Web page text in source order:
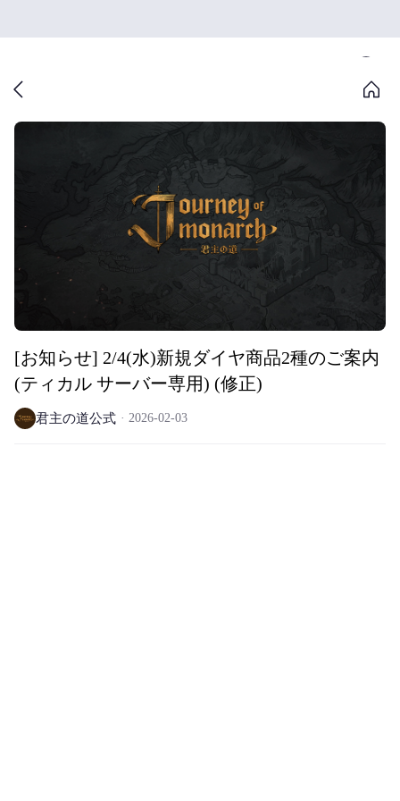
[お知らせ] 2/4(水)新規ダイヤ商品2種のご案内
(ティカル サーバー専用) (修正)
君主の道公式 2026-02-03